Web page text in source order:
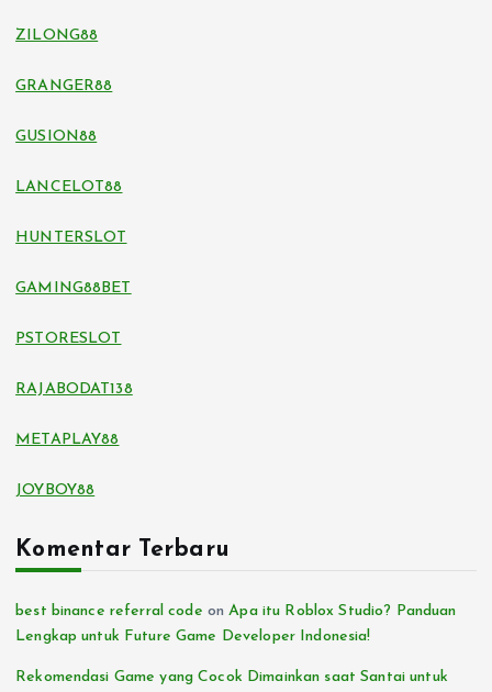
ZILONG88
GRANGER88
GUSION88
LANCELOT88
HUNTERSLOT
GAMING88BET
PSTORESLOT
RAJABODAT138
METAPLAY88
JOYBOY88
Komentar Terbaru
best binance referral code onApa itu Roblox Studio? Panduan
Lengkap untuk Future Game Developer Indonesia!
Rekomendasi Game yang Cocok Dimainkan saat Santai untuk